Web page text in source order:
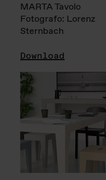
MARTA Tavolo
Fotografo: Lorenz
Sternbach
Download